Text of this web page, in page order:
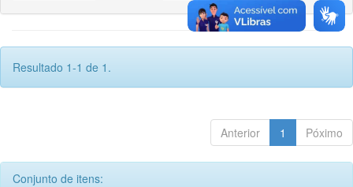
Resultado 1-1 de 1.
Anterior 1 Póximo
Conjunto de itens: